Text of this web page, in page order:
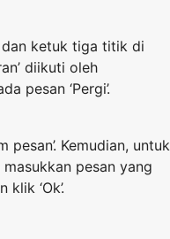
dan ketuk tiga titik di
diikuti oleh
pesan ‘Pergi’.
pesan’. Kemudian, untuk
pesan yang
‘Ok’.